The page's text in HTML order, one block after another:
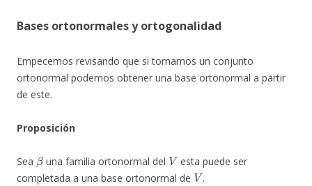
Bases ortonormales y ortogonalidad
Empecemos revisando que si tomamos un conjunto
ortonormal podemos obtener una base ortonormal a partir
de este.
Proposición
Sea
β
una familia ortonormal del
V
esta puede ser
completada a una base ortonormal de
V
.